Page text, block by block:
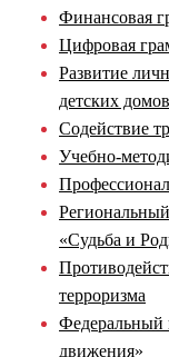
Финансовая
Цифровая
Развитие
детских домов
Содействие
Учебно-
«Судьба и
терроризма
Федеральный
движения»